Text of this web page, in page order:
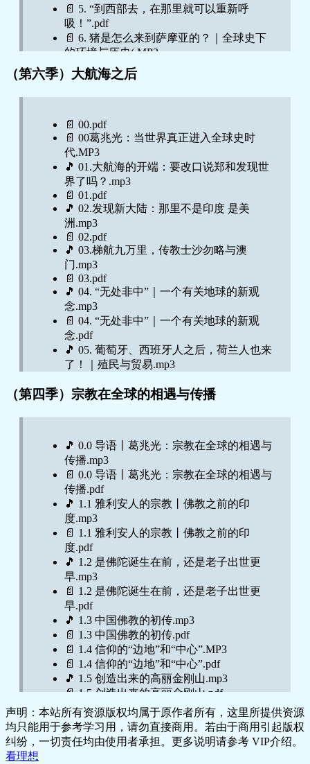
🎵 5.3 糖与制糖技术的扩散传播丨种植园与
三角贸易.mp3
🎵 5.4 与糖有关的世界贸易丨土糖与洋
糖.mp3
糖.pdf
📄 6.1 东西方的书写材料丨纸张的出现于传
播.pdf
🎵 6.2 最好的纸丨造纸技术哪国强？纸张的
改良与升级.mp3
📄 6.2 最好的纸丨造纸技术哪国强？纸张的
改良与升级.pdf
🎵 6.3 纸路向西丨纸张的足迹究竟延伸有多
远？.mp3
📄 6.3 纸路向西丨纸张的足迹究竟延伸有多
远？.pdf
🎵 6.4 印刷传递文明丨造纸、印刷术与西方
的文艺复兴.mp3
📄 6.4 印刷传递文明丨造纸、印刷术与西方
的文艺复兴.pdf
📄 6.5 印刷术起源之谜丨技术为文化带来了
什么？.MP3
📄 6.5 印刷术起源之谜丨技术为文化带来了
什么？.pdf
的民主.mp3
🎵 017 日出日没，尽收诸国丨蒙古铁蹄何以
能踏遍欧亚？.mp3
🎵 018 西到匈牙利、以色列，东到日本，南
国空间.mp3
🎵 020 这是所谓“世界史的开端”吗？丨发现
新大陆之前的“大交换”.mp3
🎵 021【番外】 曾经的帝国与今后的全球化
时代.mp3
🎵 022结语丨段志强：告别帝国与战争，我
们去关心日用与生活.mp3
📄 5. “到西部去，在那里就可以重新呼
吸！”.pdf
📄 6. 猪是怎么来到萨摩亚的？｜全球史下
的环境与历史(.MP3
📄 6. 猪是怎么来到萨摩亚的？｜全球史下
的环境与历史.pdf
📄 7. 历史学家如何解释文明与帝国的兴
衰？｜游牧与国家.pdf
🎵 8. “相彼流泉”｜环境、水利、农业与历
史.mp3
📄 8. “相彼流泉”｜环境、水利、农业与历
史.pdf
🎵 9. “十七世纪的普遍危机”导致中国改朝换
代？｜明清小冰期.mp3
📄 9. “十七世纪的普遍危机”导致中国改朝换
代？｜明清小冰期.pdf
🎵 【书单】休息一日，看看书吧！｜全球
史新书速递.mp3
📄 【书单】休息一日，看看书吧！｜全球
史新书速递.pdf
🎵 【番外】“卫生”的全球史.mp3
🎵 【番外】梁文道：我又来充数了｜从印
尼的火山，到《弗兰肯斯坦》.mp3
🎵 【番外】段志强：从看理想出发的全球
史.mp3
🎵 【番外之番外】为什么有反疫苗运动？
决定论？｜吴哥灭亡之谜.MP3
📄 结语：梁文道：我们为什么要提防环境
决定论？｜吴哥灭亡之谜.pdf
（第六季）大航海之后
📄 00.pdf
📄 00葛兆光：当世界真正进入全球史时
代.MP3
🎵 01.大航海的开端：要改口说郑和发现世
界了吗？.mp3
📄 01.pdf
🎵 02.发现新大陆：那里不是印度 是美
洲.mp3
📄 02.pdf
🎵 03.梯航九万里，传教士沙勿略与澳
门.mp3
📄 03.pdf
🎵 04. “无处非中”｜一个有关地球的新观
念.mp3
📄 04. “无处非中”｜一个有关地球的新观
念.pdf
🎵 05. 葡萄牙、西班牙人之后，荷兰人也来
了！｜殖民与贸易.mp3
了！｜殖民与贸易.pdf
📄 06. “公司”是怎么来的？｜新体制下的海
洋新帝国.pdf
🎵 07. 「全球上瘾」与世界贸易的根本变化
_ 咖啡、橡胶与锡矿.mp3
📄 07. 「全球上瘾」与世界贸易的根本变化
_ 咖啡、橡胶与锡矿.pdf
🎵 08. 第一桩全球新闻事件？｜全球港口城
市的互联网.mp3
📄 08. 第一桩全球新闻事件？｜全球港口城
市的互联网.pdf
🎵 09. 为什么明朝人都要用白银？｜「白银
时代」的到来.mp3
📄 09. 为什么明朝人都要用白银？｜「白银
时代」的到来.pdf
🎵 10. 东亚内的大流动｜来自日本的白
银.mp3
📄 10. 东亚内的大流动｜来自日本的白
银.pdf
大分流.pdf
🎵 11. 欧洲如何逃脱“内卷”魔咒？ 白银与大
分流.mp3
（第四季）宗教在全球的相遇与传播
🎵 0.0 导语丨葛兆光：宗教在全球的相遇与
传播.mp3
📄 0.0 导语丨葛兆光：宗教在全球的相遇与
传播.pdf
🎵 1.1 雅利安人的宗教丨佛教之前的印
度.mp3
📄 1.1 雅利安人的宗教丨佛教之前的印
度.pdf
🎵 1.2 是佛陀诞生在前，还是老子出世更
早.mp3
📄 1.2 是佛陀诞生在前，还是老子出世更
早.pdf
🎵 1.3 中国佛教的初传.mp3
📄 1.3 中国佛教的初传.pdf
📄 1.4 信仰的“边地”和“中心”.MP3
📄 1.4 信仰的“边地”和“中心”.pdf
🎵 1.5 创造出来的高丽金刚山.mp3
📄 1.5 创造出来的高丽金刚山.pdf
🎵 1.6 日出处的佛影.mp3
📄 1.6 日出处的佛影.pdf
📄 1.7 信仰不会只走一个方向丨.MP3
📄 2.1 上帝的选民，永远“在路上” 两河流域
声明：本站所有资源版权均属于原作者所有，这里所提供资源
均只能用于参考学习用，请勿直接商用。若由于商用引起版权
纠纷，一切责任均由使用者承担。更多说明请参考 VIP介绍。
看理想